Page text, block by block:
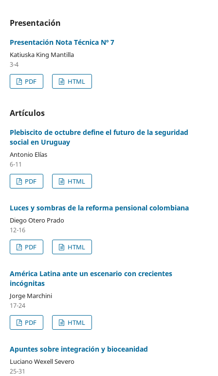
Presentación
Presentación Nota Técnica Nº 7
Katiuska King Mantilla
3-4
PDF
HTML
Artículos
Plebiscito de octubre define el futuro de la seguridad
social en Uruguay
Antonio Elías
6-11
PDF
HTML
Luces y sombras de la reforma pensional colombiana
Diego Otero Prado
12-16
PDF
HTML
América Latina ante un escenario con crecientes
incógnitas
Jorge Marchini
17-24
PDF
HTML
Apuntes sobre integración y bioceanidad
Luciano Wexell Severo
25-31